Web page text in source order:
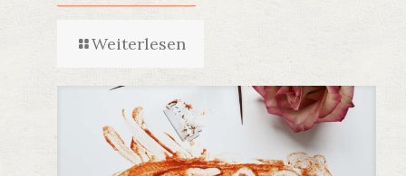
Weiterlesen